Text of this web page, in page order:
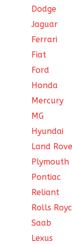
Dodge
Jaguar
Ferrari
Fiat
Ford
Honda
Mercury
MG
Hyundai
Land
Plymouth
Pontiac
Reliant
Rolls
Saab
Lexus